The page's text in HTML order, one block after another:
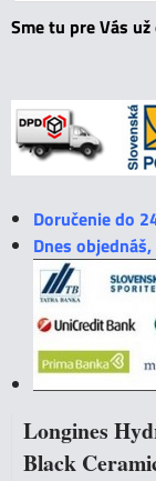
Sme tu pre Vás
Doručenie do
Dnes
Longines
Black